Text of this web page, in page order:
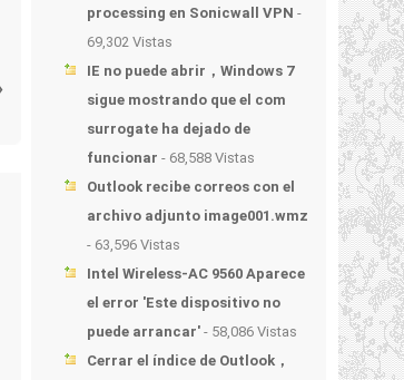
processing en Sonicwall VPN -
69,302 Vistas
IE no puede abrir，Windows 7
sigue mostrando que el com
surrogate ha dejado de
funcionar - 68,588 Vistas
Outlook recibe correos con el
archivo adjunto image001.wmz
- 63,596 Vistas
Intel Wireless-AC 9560 Aparece
el error 'Este dispositivo no
puede arrancar' - 58,086 Vistas
Cerrar el índice de Outlook，